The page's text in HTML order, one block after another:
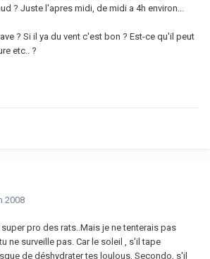
? Juste l'apres midi, de midi a 4h environ...
? Si il ya du vent c'est bon ? Est-ce qu'il peut
etc.. ?
2008
pro des rats..Mais je ne tenterais pas
ne surveille pas. Car le soleil , s'il tape
de déshydrater tes loulous, Secondo, s'il